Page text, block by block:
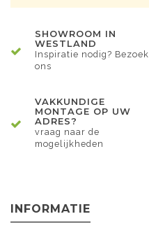
SHOWROOM IN
WESTLAND
Inspiratie nodig? Bezoek
ons
VAKKUNDIGE
MONTAGE OP UW
ADRES?
vraag naar de
mogelijkheden
INFORMATIE